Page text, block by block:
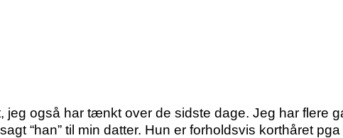
jeg også har tænkt over de sidste dage. Jeg har flere
“han” til min datter. Hun er forholdsvis korthåret